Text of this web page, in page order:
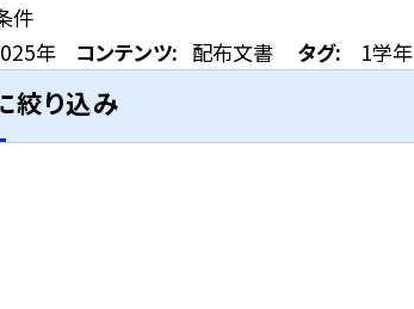
件
年 コンテンツ: 配布文書 タグ: 1学年
絞り込み